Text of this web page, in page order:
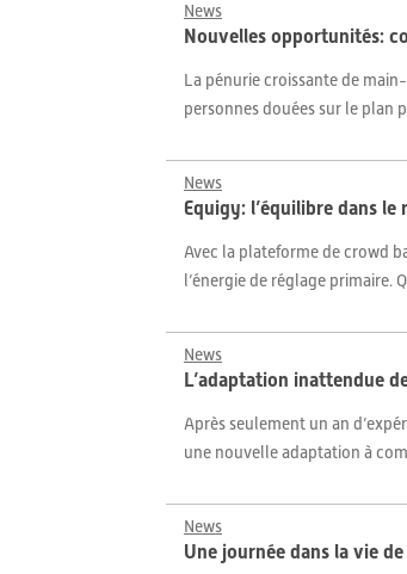
News
Nouvelles opportunités:
La pénurie croissante de
personnes douées sur le plan
News
Equigy: l’équilibre dans
Avec la plateforme de crowd
l’énergie de réglage primaire.
News
L’adaptation inattendue
Après seulement un an
une nouvelle adaptation à
News
Une journée dans la vie